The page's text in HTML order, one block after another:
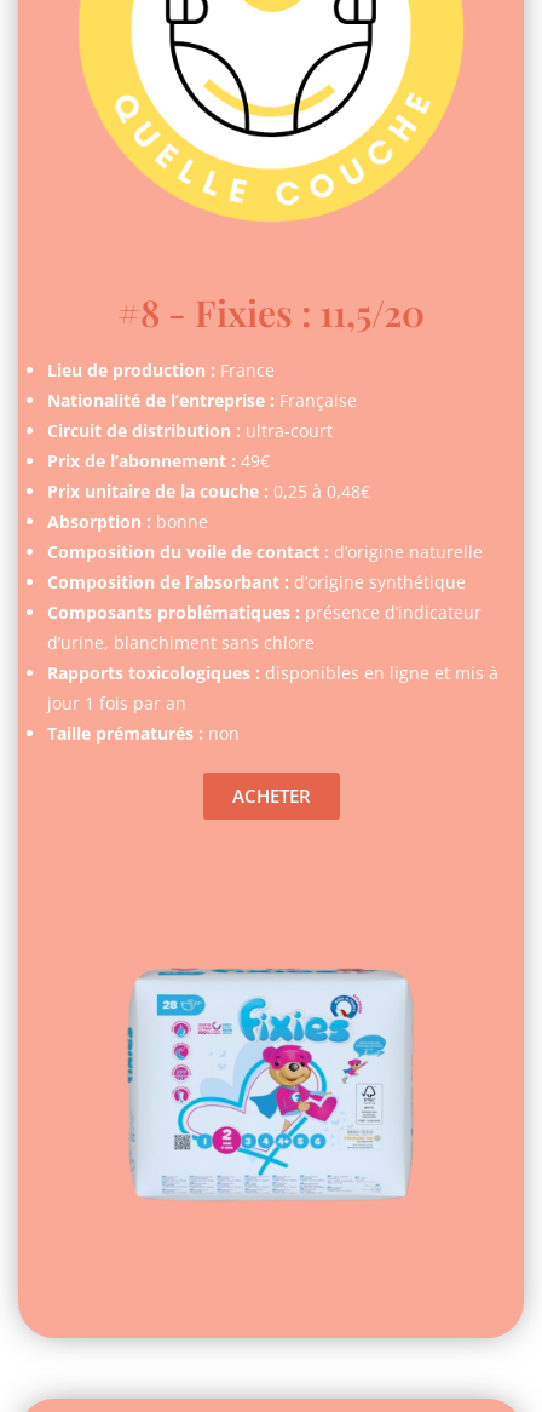
#8 - Fixies : 11,5/20
Lieu de production : France
Nationalité de l’entreprise : Française
Circuit de distribution : ultra-court
Prix de l’abonnement : 49€
Prix unitaire de la couche : 0,25 à 0,48€
Absorption : bonne
Composition du voile de contact : d’origine naturelle
Composition de l’absorbant : d’origine synthétique
Composants problématiques : présence d’indicateur
d’urine, blanchiment sans chlore
Rapports toxicologiques : disponibles en ligne et mis à
jour 1 fois par an
Taille prématurés : non
ACHETER